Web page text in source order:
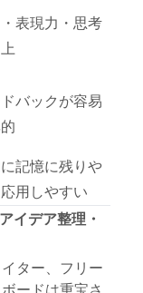
表現力・思考
バックが容易
記憶に残りや
用しやすい
イデア整理・
ター、フリー